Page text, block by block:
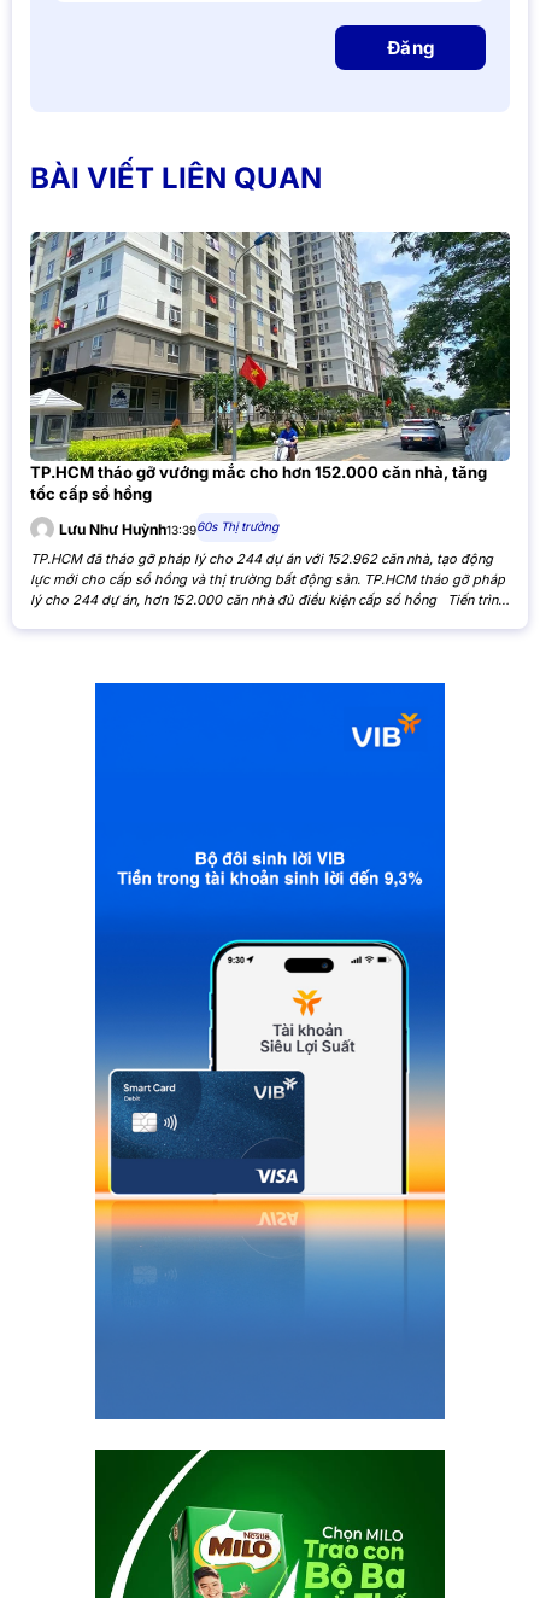
Đăng
BÀI VIẾT LIÊN QUAN
TP.HCM tháo gỡ vướng mắc cho hơn 152.000 căn nhà, tăng
tốc cấp sổ hồng
Lưu Như Huỳnh13:3960s Thị trường
TP.HCM đã tháo gỡ pháp lý cho 244 dự án với 152.962 căn nhà, tạo động
lực mới cho cấp sổ hồng và thị trường bất động sản. TP.HCM tháo gỡ pháp
lý cho 244 dự án, hơn 152.000 căn nhà đủ điều kiện cấp sổ hồng Tiến trình